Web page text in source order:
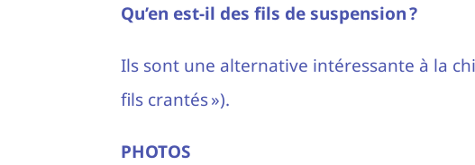
Qu’en est-il des fils de suspension ?
Ils sont une alternative intéressante à la
fils crantés »).
PHOTOS